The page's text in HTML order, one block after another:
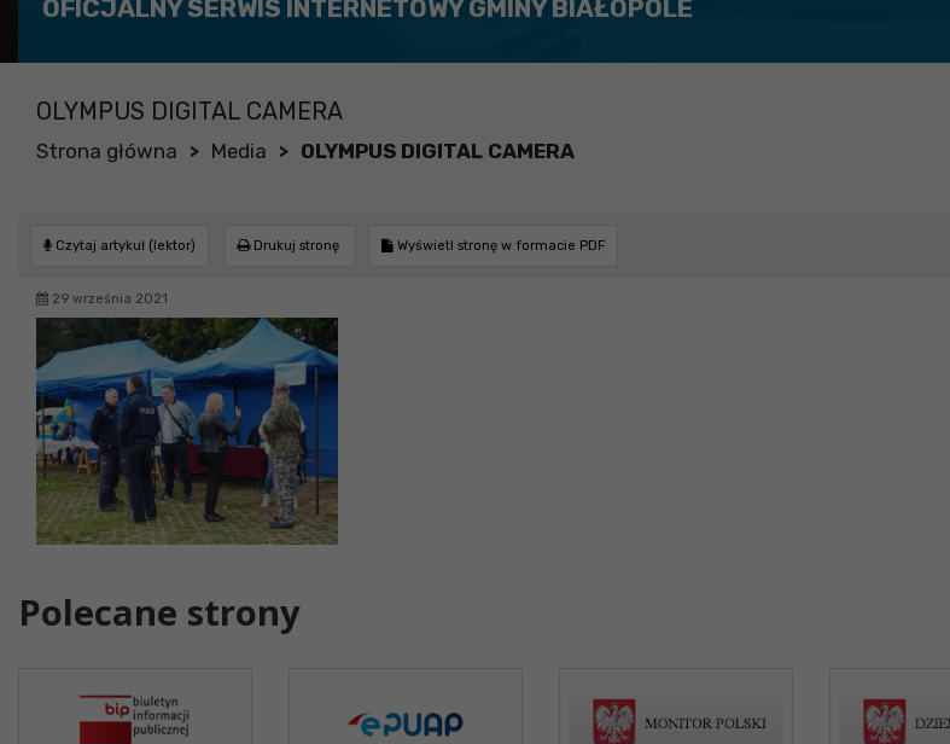
OFICJALNY SERWIS INTERNETOWY GMINY BIAŁOPOLE
OLYMPUS DIGITAL CAMERA
Strona główna > Media > OLYMPUS DIGITAL CAMERA
Czytaj artykuł (lektor) Drukuj stronę Wyświetl stronę w formacie PDF
29 września 2021
Polecane strony